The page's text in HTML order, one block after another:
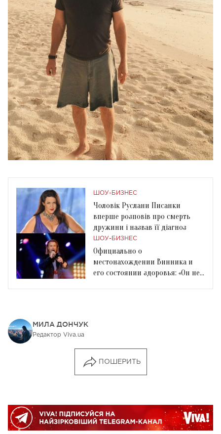
ШОУ-БИЗНЕС
Чоловік Руслани Писанки
вперше розповів про смерть
дружини і назвав її діагноз
ШОУ-БИЗНЕС
Официально о
местонахождении Винника и
его состоянии здоровья: «Он не
МИЛА ДОНЧУК
Редактор Viva.ua
ПОШЕРИТЬ